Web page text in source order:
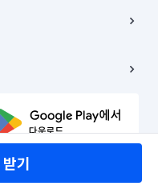
기
래당사자에게 있습니다.